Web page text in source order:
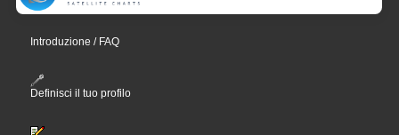
Introduzione / FAQ
Definisci il tuo profilo